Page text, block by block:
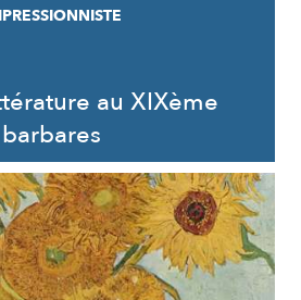
au XIXème